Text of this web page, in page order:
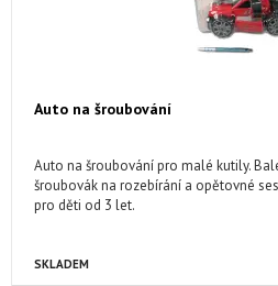
Auto na šroubování
Auto na šroubování pro malé kutily.
šroubovák na rozebírání a opětovné
pro děti od 3 let.
SKLADEM